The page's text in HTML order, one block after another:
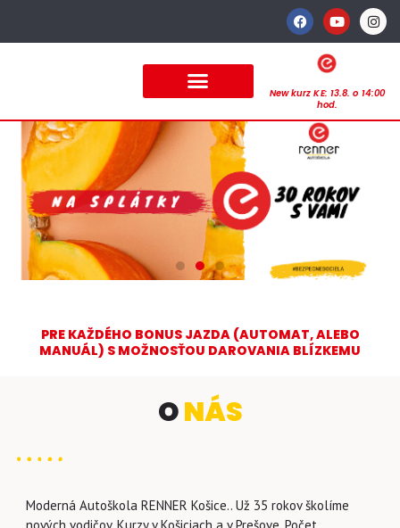
New kurz KE: 13.8. o 14:00
hod.
PRE KAŽDÉHO BONUS JAZDA (AUTOMAT, ALEBO
MANUÁL) S MOŽNOSŤOU DAROVANIA BLÍZKEMU
ONÁS
Moderná Autoškola RENNER Košice.. Už 35 rokov školíme